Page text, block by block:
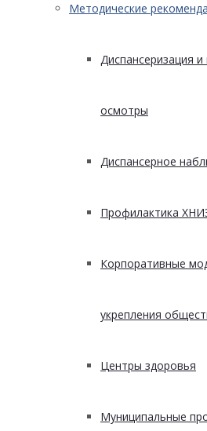
Методические
Диспансеризация
осмотры
Диспансерное
Профилактика
Корпоративные
укрепления
Центры здоровья
Муниципальные